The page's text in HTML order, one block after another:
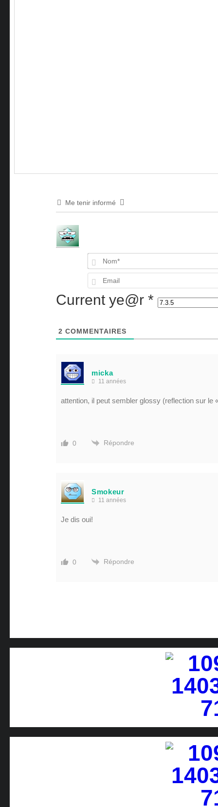
Me tenir informé
Current ye@r *
2 COMMENTAIRES
micka
11 années
attention, il peut sembler glossy (reflection sur le
0 Répondre
Smokeur
11 années
Je dis oui!
0 Répondre